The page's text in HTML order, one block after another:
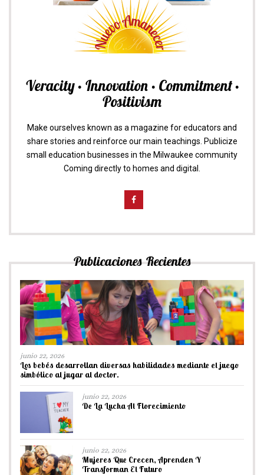
Veracity • Innovation • Commitment •
Positivism
Make ourselves known as a magazine for educators and
share stories and reinforce our main teachings. Publicize
small education businesses in the Milwaukee community
Coming directly to homes and digital.
Publicaciones Recientes
junio 22, 2026
Los bebés desarrollan diversas habilidades mediante el juego
simbólico al jugar al doctor.
junio 22, 2026
De La Lucha Al Florecimiento
junio 22, 2026
Mujeres Que Crecen, Aprenden Y
Transforman El Futuro